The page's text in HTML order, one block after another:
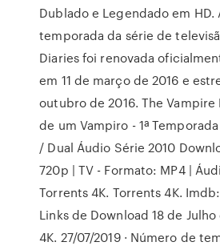
Dublado e Legendado em HD.
temporada da série de
Diaries foi renovada
em 11 de março de 2016 e
outubro de 2016. The Vampire
de um Vampiro - 1ª
/ Dual Áudio Série 2010
720p | TV - Formato: MP4 |
Torrents 4K. Torrents 4K.
Links de Download 18 de
4K. 27/07/2019 · Número de